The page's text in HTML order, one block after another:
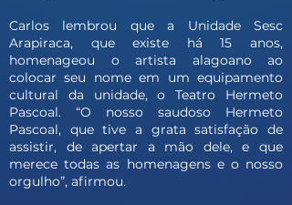
Carlos lembrou que a Unidade Sesc
Arapiraca, que existe há 15 anos,
homenageou o artista alagoano ao
colocar seu nome em um equipamento
cultural da unidade, o Teatro Hermeto
Pascoal. “O nosso saudoso Hermeto
Pascoal, que tive a grata satisfação de
assistir, de apertar a mão dele, e que
merece todas as homenagens e o nosso
orgulho”, afirmou.